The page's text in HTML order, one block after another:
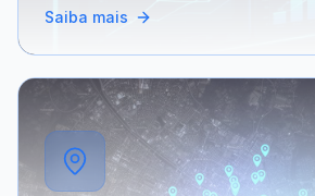
Saiba mais